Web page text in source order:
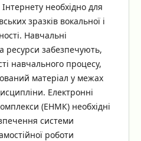
необхідно для
зразків вокальної і
Навчальні
ресурси забезпечують,
навчального процесу,
матеріал у межах
Електронні
(ЕНМК) необхідні
системи
роботи